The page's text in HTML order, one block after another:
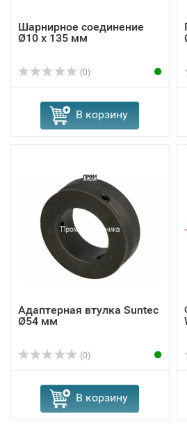
Шарнирное соединение
Ø10 x 135 мм
(0)
В корзину
Адаптерная втулка Suntec
Ø54 мм
(0)
В корзину